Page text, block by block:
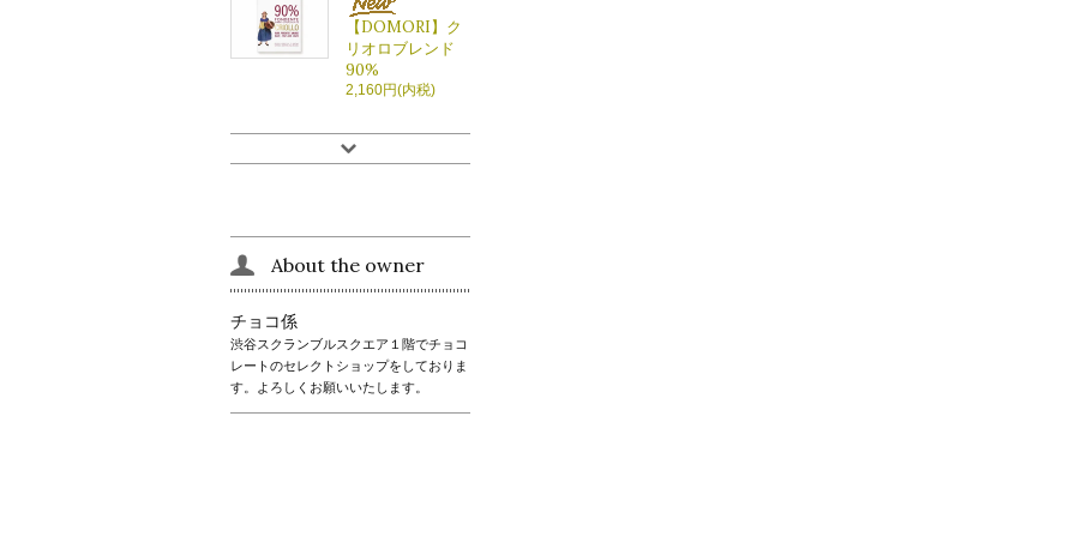
【DOMORI】ク
リオロブレンド
90%
2,160円(内税)
About the owner
チョコ係
渋谷スクランブルスクエア１階でチョコ
レートのセレクトショップをしておりま
す。よろしくお願いいたします。